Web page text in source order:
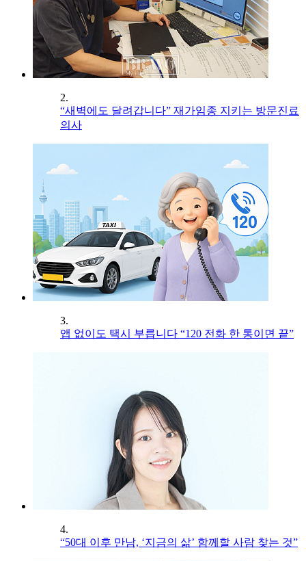
2.
“새벽에도 달려갑니다” 재가임종 지키는 방문진료
의사
3.
앱 없이도 택시 부릅니다 “120 전화 한 통이면 끝”
4.
“50대 이후 만남, ‘지금의 삶’ 함께할 사람 찾는 것”